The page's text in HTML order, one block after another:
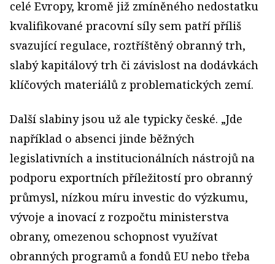
celé Evropy, kromě již zmíněného nedostatku
kvalifikované pracovní síly sem patří příliš
svazující regulace, roztříštěný obranný trh,
slabý kapitálový trh či závislost na dodávkách
klíčových materiálů z problematických zemí.
Další slabiny jsou už ale typicky české. „Jde
například o absenci jinde běžných
legislativních a institucionálních nástrojů na
podporu exportních příležitostí pro obranný
průmysl, nízkou míru investic do výzkumu,
vývoje a inovací z rozpočtu ministerstva
obrany, omezenou schopnost využívat
obranných programů a fondů EU nebo třeba